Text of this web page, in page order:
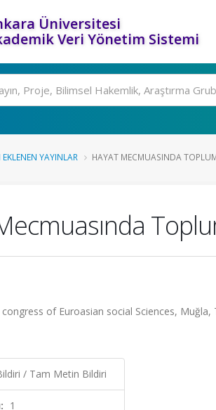
Üniversitesi
Veri Yönetim Sistemi
YAYINLAR HAYAT MECMUASINDA
of Euroasian social Sciences,
/ Tam Metin Bildiri
1